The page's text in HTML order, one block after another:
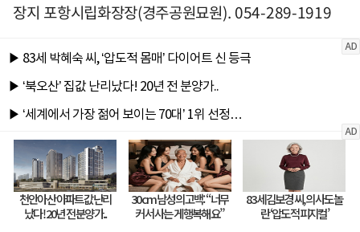
장지 포항시립화장장(경주공원묘원). 054-289-1919